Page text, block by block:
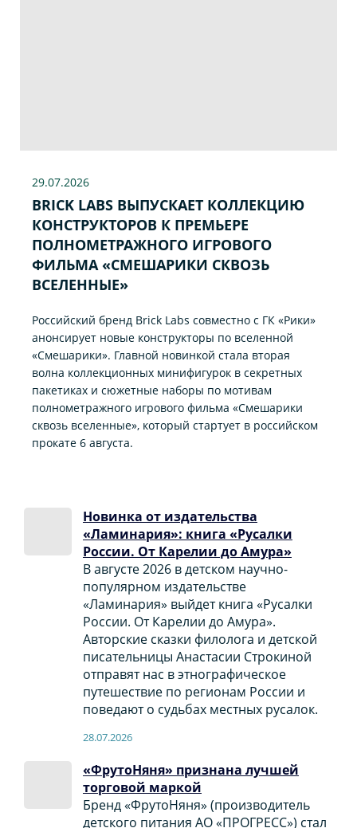
29.07.2026
BRICK LABS ВЫПУСКАЕТ КОЛЛЕКЦИЮ
КОНСТРУКТОРОВ К ПРЕМЬЕРЕ
ПОЛНОМЕТРАЖНОГО ИГРОВОГО
ФИЛЬМА «CМЕШАРИКИ СКВОЗЬ
ВСЕЛЕННЫЕ»
Российский бренд Brick Labs совместно с ГК «Рики»
анонсирует новые конструкторы по вселенной
«Смешарики». Главной новинкой стала вторая
волна коллекционных минифигурок в секретных
пакетиках и сюжетные наборы по мотивам
полнометражного игрового фильма «Смешарики
сквозь вселенные», который стартует в российском
прокате 6 августа.
Новинка от издательства
«Ламинария»: книга «Русалки
России. От Карелии до Амура»
В августе 2026 в детском научно-
популярном издательстве
«Ламинария» выйдет книга «Русалки
России. От Карелии до Амура».
Авторские сказки филолога и детской
писательницы Анастасии Строкиной
отправят нас в этнографическое
путешествие по регионам России и
поведают о судьбах местных русалок.
28.07.2026
«ФрутоНяня» признана лучшей
торговой маркой
Бренд «ФрутоНяня» (производитель
детского питания АО «ПРОГРЕСС») стал